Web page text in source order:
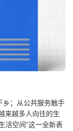
乡；从公共服务触手
来越多人向往的生
活空间”这一全新表